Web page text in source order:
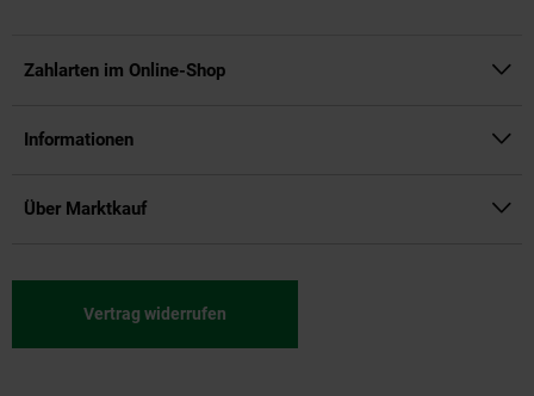
Zahlarten im Online-Shop
Informationen
Über Marktkauf
Vertrag widerrufen